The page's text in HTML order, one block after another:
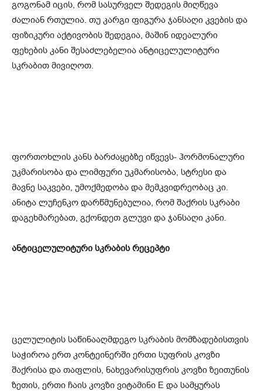
გოგონამ იცის, რომ სასურველ შედეგის მიღწევა
ძალიან რთულია. თუ კარგი ფიგურა ჯანსაღი კვების და
ფიზიკური აქტივობის შედეგია, მაშინ იდეალური
ფეხების კანი შესაძლებელია ანტიცელულიტური
სკრაბით მივიღოთ.
ფორთოხლის კანს ბარძაყებზე იწვევს- ჰორმონალური
უკმარისობა და ლიმფური უკმარისობა, სტრესი და
მავნე საკვები, უმოქმედობა და მემკვიდრეობაც კი.
ანიტა ლუჩენკო დარწმუნებულია, რომ შაქრის სკრაბი
დაგეხმარებათ, გქონდეთ გლუვი და ჯანსაღი კანი.
ანტიცელულიტური სკრაბის რეცეპტი
ცელულიტის საწინააღმდეგო სკრაბის მომზადებისთვის
საჭიროა ერთ კონტეინერში ერთი სუფრის კოვზი
შაქრისა და თაფლის, ნახევარისუფრის კოვზი ზეითუნის
ზეთის, ერთი ჩაის კოვზი ვიტამინი E და სამყურას